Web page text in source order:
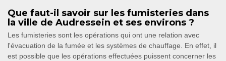
Que faut-il savoir sur les fumisteries dans
la ville de Audressein et ses environs ?
Les fumisteries sont les opérations qui ont une relation avec
l'évacuation de la fumée et les systèmes de chauffage. En effet, il
est possible que les opérations effectuées puissent concerner les